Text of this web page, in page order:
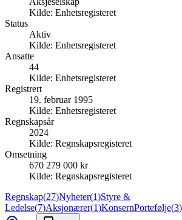
Kilde: Enhetsregisteret
Status
Aktiv
Kilde: Enhetsregisteret
Ansatte
44
Kilde: Enhetsregisteret
Registrert
19. februar 1995
Kilde: Enhetsregisteret
Regnskapsår
2024
Kilde: Regnskapsregisteret
Omsetning
670 279 000 kr
Kilde: Regnskapsregisteret
Regnskap(27)Nyheter(1)Styre &
Ledelse(7)Aksjonærer(1)KonsernPortefølje(3)